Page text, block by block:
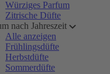
Würziges Parfum
Zitrische Düfte
nach Jahreszeit
Alle anzeigen
Frühlingsdüfte
Herbstdüfte
Sommerdüfte